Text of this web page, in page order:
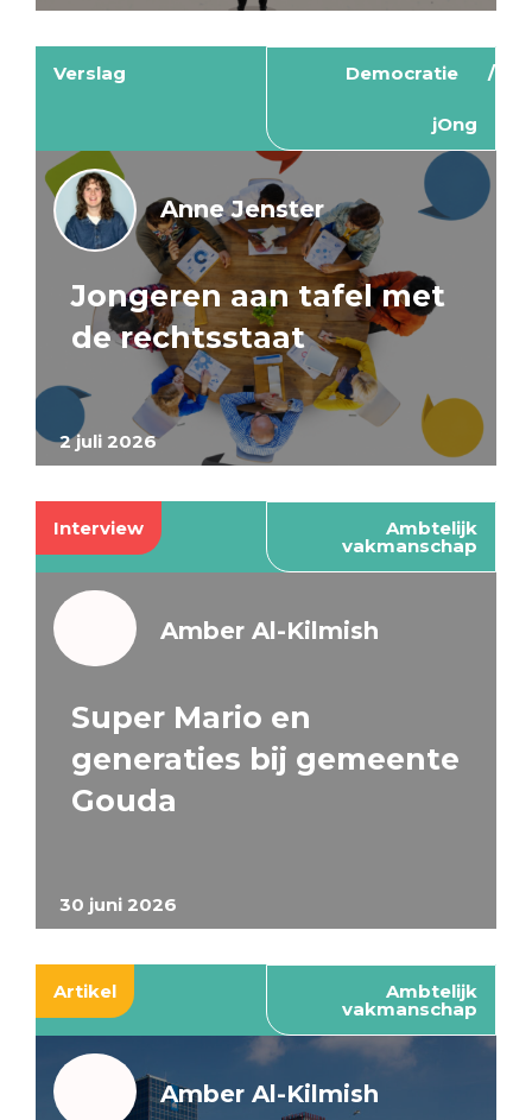
Verslag Democratie
jOng
2 juli 2026
Anne Jenster
Jongeren aan tafel met
de rechtsstaat
Interview Ambtelijk
vakmanschap
30 juni 2026
Amber Al-Kilmish
Super Mario en
generaties bij gemeente
Gouda
Artikel Ambtelijk
vakmanschap
Amber Al-Kilmish